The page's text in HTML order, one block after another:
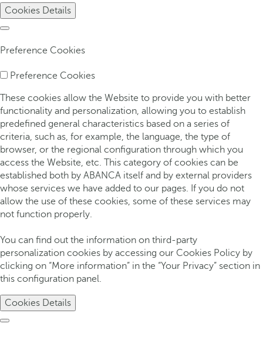
Cookies Details
Preference Cookies
Preference Cookies
These cookies allow the Website to provide you with better
functionality and personalization, allowing you to establish
predefined general characteristics based on a series of
criteria, such as, for example, the language, the type of
browser, or the regional configuration through which you
access the Website, etc. This category of cookies can be
established both by ABANCA itself and by external providers
whose services we have added to our pages. If you do not
allow the use of these cookies, some of these services may
not function properly.
You can find out the information on third-party
personalization cookies by accessing our Cookies Policy by
clicking on “More information” in the “Your Privacy” section in
this configuration panel.
Cookies Details